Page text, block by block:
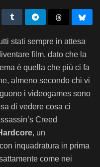
stati sempre in attesa
film, dato che la
è quella che più ci fa
almeno secondo chi vi
i videogames sono
di vedere cosa ci
Creed
, un
inquadratura in prima
come nei